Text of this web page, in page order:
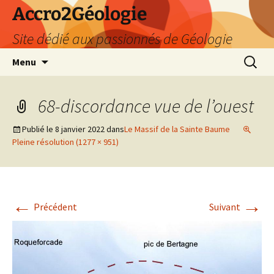
Accro2Géologie
Site dédié aux passionnés de Géologie
Menu
68-discordance vue de l’ouest
Publié le 8 janvier 2022dansLe Massif de la Sainte Baume
Pleine résolution (1277 × 951)
← Précédent Suivant →